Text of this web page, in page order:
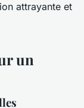
attrayante et
un